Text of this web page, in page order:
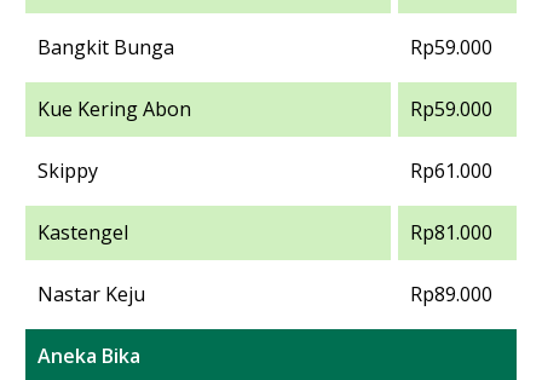
Bangkit Bunga Rp59.000
Kue Kering Abon Rp59.000
Skippy Rp61.000
Kastengel Rp81.000
Nastar Keju Rp89.000
Aneka Bika